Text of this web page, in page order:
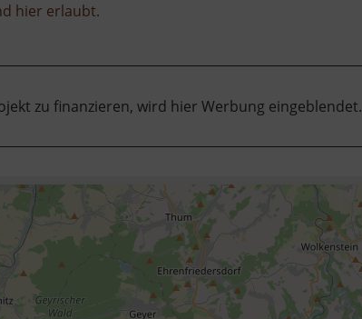
hier erlaubt.
zu finanzieren, wird hier Werbung eingeblendet.